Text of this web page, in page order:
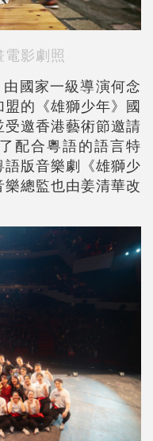
電影劇照
國家一級導演何念
的《雄獅少年》國
邀香港藝術節邀請
配合粵語的語言特
版音樂劇《雄獅少
總監也由姜清華改